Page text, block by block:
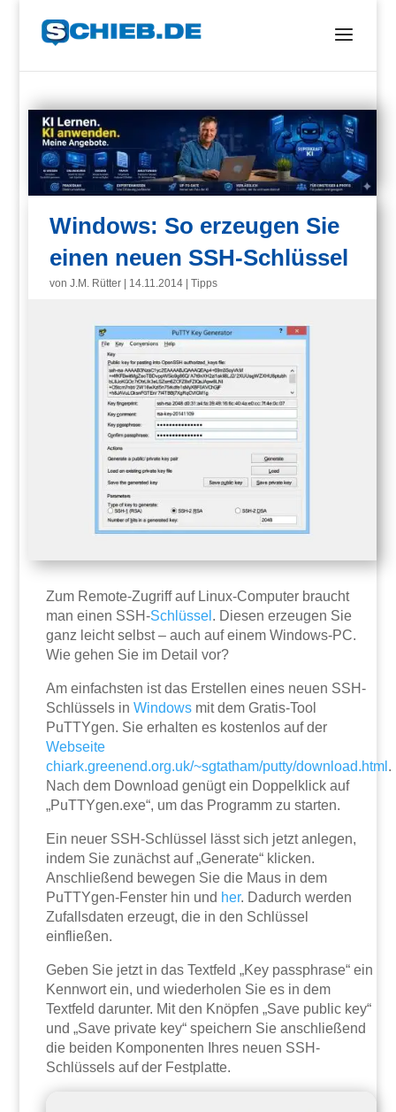
Windows: So erzeugen Sie
einen neuen SSH-Schlüssel
vonJ.M. Rütter 14.11.2014 |Tipps
Zum Remote-Zugriff auf Linux-Computer braucht
man einen SSH-Schlüssel . Diesen erzeugen Sie
ganz leicht selbst – auch auf einem Windows-PC.
Wie gehen Sie im Detail vor?
Am einfachsten ist das Erstellen eines neuen SSH-
Schlüssels inWindows mit dem Gratis-Tool
PuTTYgen. Sie erhalten es kostenlos auf der
Webseite
chiark.greenend.org.uk/~sgtatham/putty/download.html .
Nach dem Download genügt ein Doppelklick auf
„PuTTYgen.exe“, um das Programm zu starten.
Ein neuer SSH-Schlüssel lässt sich jetzt anlegen,
indem Sie zunächst auf „Generate“ klicken.
Anschließend bewegen Sie die Maus in dem
PuTTYgen-Fenster hin und her. Dadurch werden
Zufallsdaten erzeugt, die in den Schlüssel
einfließen.
Geben Sie jetzt in das Textfeld „Key passphrase“ ein
Kennwort ein, und wiederholen Sie es in dem
Textfeld darunter. Mit den Knöpfen „Save public key“
und „Save private key“ speichern Sie anschließend
die beiden Komponenten Ihres neuen SSH-
Schlüssels auf der Festplatte.